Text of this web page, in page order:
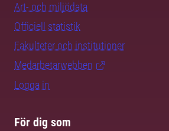
Art- och miljödata
Officiell statistik
Fakulteter och institutioner
Medarbetarwebben
Logga in
För dig som